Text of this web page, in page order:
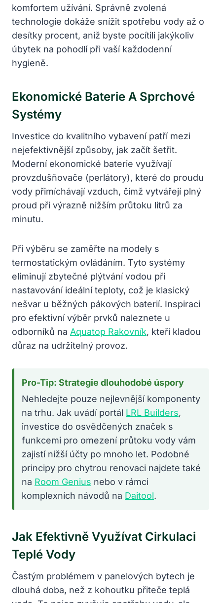
komfortem užívání. Správně zvolená
technologie dokáže snížit spotřebu vody až o
desítky procent, aniž byste pocítili jakýkoliv
úbytek na pohodlí při vaší každodenní
hygieně.
Ekonomické Baterie A Sprchové
Systémy
Investice do kvalitního vybavení patří mezi
nejefektivnější způsoby, jak začít šetřit.
Moderní ekonomické baterie využívají
provzdušňovače (perlátory), které do proudu
vody přimíchávají vzduch, čímž vytvářejí plný
proud při výrazně nižším průtoku litrů za
minutu.
Při výběru se zaměřte na modely s
termostatickým ovládáním. Tyto systémy
eliminují zbytečné plýtvání vodou při
nastavování ideální teploty, což je klasický
nešvar u běžných pákových baterií. Inspiraci
pro efektivní výběr prvků naleznete u
odborníků na Aquatop Rakovník, kteří kladou
důraz na udržitelný provoz.
Pro-Tip: Strategie dlouhodobé úspory
Nehledejte pouze nejlevnější komponenty
na trhu. Jak uvádí portál LRL Builders,
investice do osvědčených značek s
funkcemi pro omezení průtoku vody vám
zajistí nižší účty po mnoho let. Podobné
principy pro chytrou renovaci najdete také
na Room Genius nebo v rámci
komplexních návodů na Daitool.
Jak Efektivně Využívat Cirkulaci
Teplé Vody
Častým problémem v panelových bytech je
dlouhá doba, než z kohoutku přiteče teplá